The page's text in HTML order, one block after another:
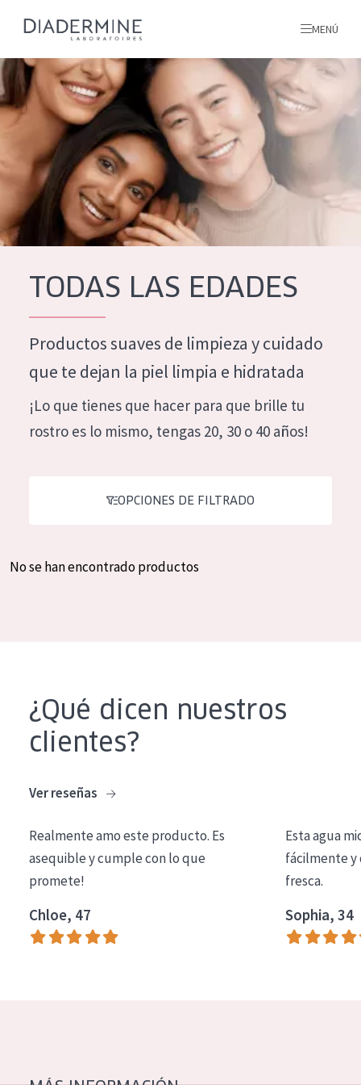
TIPO DE PRODUCTO
Hidratación y luminosidad
Reducción de arrugas
Regeneración
Piel menopáusica
Crema de día
Limpieza
COLECCIÓN
Lift+
Expert
TIPO DE PIEL
Piel sensible
Piel normal y seca
TODOS NUESTROS
PRODUCTOS
todos nuestros productos
MENÚ
INICIO
INGREDIENTES
MÁS SOBRE NOSOTROS
INSPIRACIÓN
contacto
French
German
Spanish
TODAS LAS EDADES
Productos suaves de limpieza y cuidado
que te dejan la piel limpia e hidratada
¡Lo que tienes que hacer para que brille tu
rostro es lo mismo, tengas 20, 30 o 40 años!
OPCIONES DE FILTRADO
No se han encontrado productos
¿Qué dicen nuestros
clientes?
Ver reseñas
Realmente amo este producto. Es
asequible y cumple con lo que
promete!
Chloe, 47
Esta agua
fácilmente y
fresca.
Sophia, 34